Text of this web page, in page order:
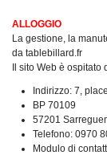
ALLOGGIO
La gestione, la
da tablebillard.fr
Il sito Web è
Indirizzo: 7,
BP 70109
57201
Telefono: 0970
Modulo di